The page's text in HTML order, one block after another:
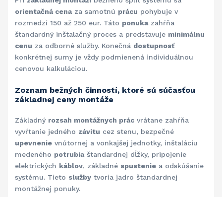
orientačná cenaza samotnú prácu pohybuje v
rozmedzí 150 až 250 eur. Táto ponukazahŕňa
štandardný inštalačný proces a predstavuje minimálnu
cenu za odborné služby. Konečná dostupnosť
konkrétnej sumy je vždy podmienená individuálnou
cenovou kalkuláciou.
Zoznam bežných činností, ktoré sú súčasťou
základnej ceny montáže
Základný rozsah montážnych prácvrátane zahŕňa
vyvŕtanie jedného závitu cez stenu, bezpečné
upevnenievnútornej a vonkajšej jednotky, inštaláciu
medeného potrubiaštandardnej dĺžky, pripojenie
elektrických káblov, základné spusteniea odskúšanie
systému. Tieto službytvoria jadro štandardnej
montážnej ponuky.